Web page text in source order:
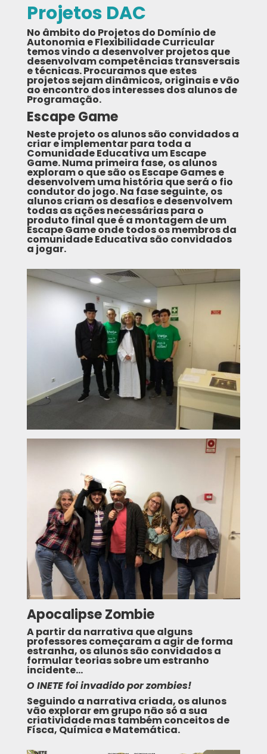
Projetos DAC
No âmbito do Projetos do Domínio de
Autonomia e Flexibilidade Curricular
temos vindo a desenvolver projetos que
desenvolvam competências transversais
e técnicas. Procuramos que estes
projetos sejam dinâmicos, originais e vão
ao encontro dos interesses dos alunos de
Programação.
Escape Game
Neste projeto os alunos são convidados a
criar e implementar para toda a
Comunidade Educativa um Escape
Game. Numa primeira fase, os alunos
exploram o que são os Escape Games e
desenvolvem uma história que será o fio
condutor do jogo. Na fase seguinte, os
alunos criam os desafios e desenvolvem
todas as ações necessárias para o
produto final que é a montagem de um
Escape Game onde todos os membros da
comunidade Educativa são convidados
a jogar.
Apocalipse Zombie
A partir da narrativa que alguns
professores começaram a agir de forma
estranha, os alunos são convidados a
formular teorias sobre um estranho
incidente…
O INETE foi invadido por zombies!
Seguindo a narrativa criada, os alunos
vão explorar em grupo não só a sua
criatividade mas também conceitos de
Físca, Química e Matemática.